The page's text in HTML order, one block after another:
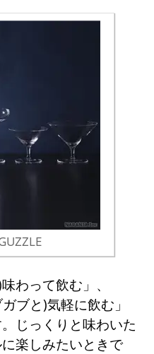
わって飲む」、
ブと)気軽に飲む」
じっくりと味わいた
楽しみたいときで